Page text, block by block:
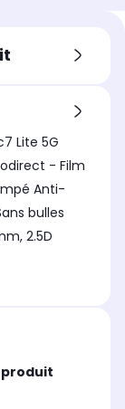
Lite 5G
- Film
Anti-
bulles
2.5D
produit